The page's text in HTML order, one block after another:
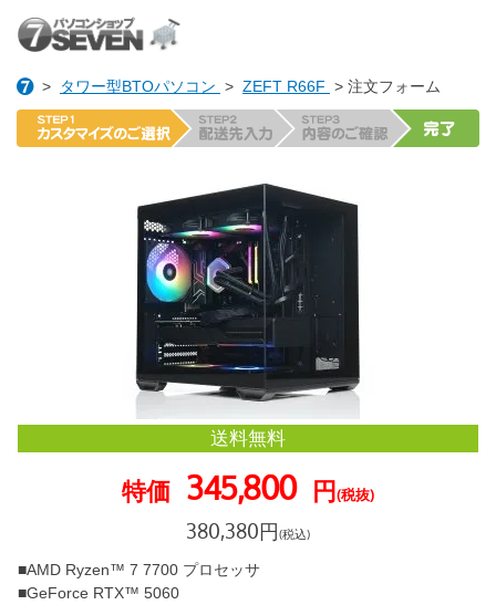
> タワー型BTOパソコン > ZEFT R66F > 注文フォーム
送料無料
特価 345,800 円(税抜)
380,380円(税込)
■AMD Ryzen™ 7 7700 プロセッサ
■GeForce RTX™ 5060